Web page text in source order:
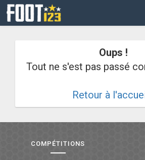
CM
Oups !
Tout ne s'est pas passé
Retour à
COMPÉTITIONS